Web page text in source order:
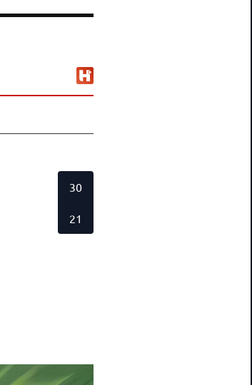
30
21